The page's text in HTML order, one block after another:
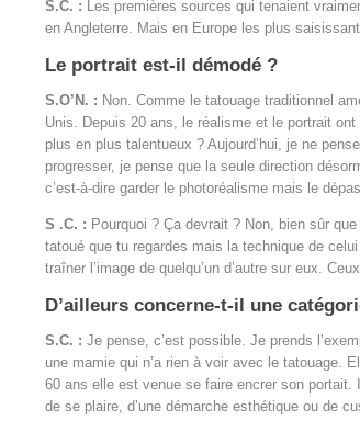
S.C. : Les premières sources qui tenaient
en Angleterre. Mais en Europe les plus
Le portrait est-il démodé ?
S.O’N. : Non. Comme le tatouage traditionnel
Unis. Depuis 20 ans, le réalisme et le portrait
plus en plus talentueux ? Aujourd’hui, je ne
progresser, je pense que la seule direction
c’est-à-dire garder le photoréalisme mais le
S .C. : Pourquoi ? Ça devrait ? Non, bien sûr
tatoué que tu regardes mais la technique de
traîner l’image de quelqu’un d’autre sur eux.
D’ailleurs concerne-t-il une
S.C. : Je pense, c’est possible. Je prends
une mamie qui n’a rien à voir avec le tatouage.
60 ans elle est venue se faire encrer son
de se plaire, d’une démarche esthétique ou de